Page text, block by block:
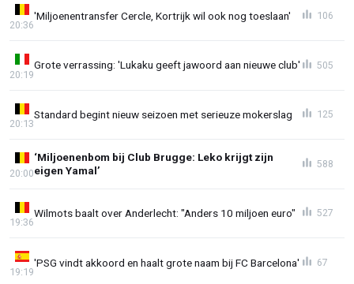
'Miljoenentransfer Cercle, Kortrijk wil ook nog toeslaan'
20:36
106
Grote verrassing: 'Lukaku geeft jawoord aan nieuwe club'
20:19
505
Standard begint nieuw seizoen met serieuze mokerslag
20:13
125
‘Miljoenenbom bij Club Brugge: Leko krijgt zijn
eigen Yamal’
20:00
588
Wilmots baalt over Anderlecht: "Anders 10 miljoen euro"
19:36
527
'PSG vindt akkoord en haalt grote naam bij FC Barcelona'
19:19
67